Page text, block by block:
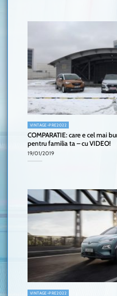
VINTAGE-PRE2022
COMPARATIE: care e cel mai
pentru familia ta – cu VIDEO!
19/01/2019
VINTAGE-PRE2022